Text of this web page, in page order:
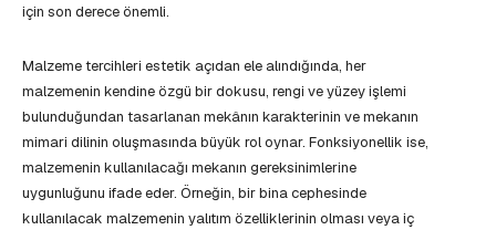
için son derece önemli.
Malzeme tercihleri estetik açıdan ele alındığında, her
malzemenin kendine özgü bir dokusu, rengi ve yüzey işlemi
bulunduğundan tasarlanan mekânın karakterinin ve mekanın
mimari dilinin oluşmasında büyük rol oynar. Fonksiyonellik ise,
malzemenin kullanılacağı mekanın gereksinimlerine
uygunluğunu ifade eder. Örneğin, bir bina cephesinde
kullanılacak malzemenin yalıtım özelliklerinin olması veya iç